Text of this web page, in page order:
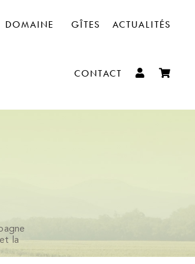
DOMAINE GÎTES ACTUALITÉS
CONTACT
la